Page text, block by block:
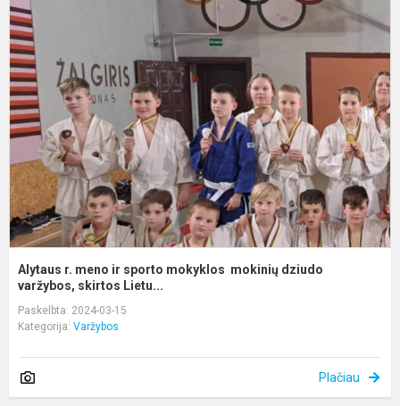
Alytaus r. meno ir sporto mokyklos mokinių dziudo
varžybos, skirtos Lietu...
Paskelbta: 2024-03-15
Kategorija: Varžybos
Plačiau